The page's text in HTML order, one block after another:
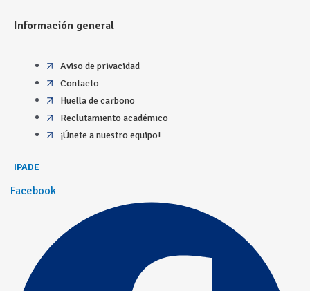
Información general
Aviso de privacidad
Contacto
Huella de carbono
Reclutamiento académico
¡Únete a nuestro equipo!
IPADE
Facebook